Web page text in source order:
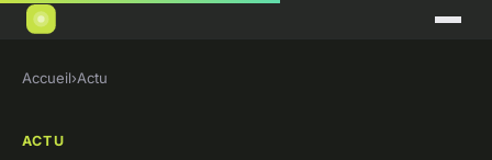
Accueil›Actu
ACTU